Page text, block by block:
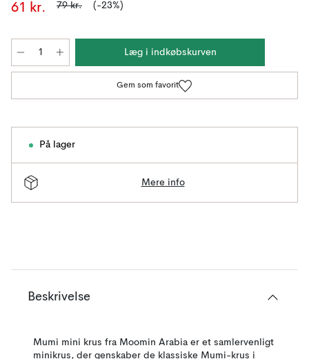
61 kr. 79 kr. (-23%)
Læg i indkøbskurven
Gem som favorit
På lager
Mere info
Beskrivelse
Mumi mini krus fra Moomin Arabia er et samlervenligt
minikrus, der genskaber de klassiske Mumi-krus i